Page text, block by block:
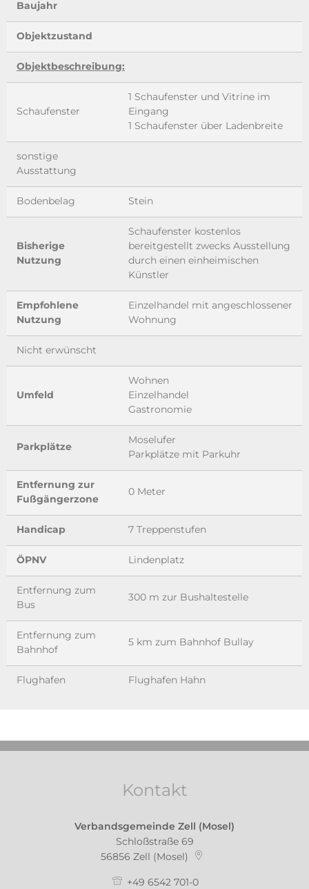
Baujahr
Objektzustand
Objektbeschreibung:
Schaufenster
1 Schaufenster und Vitrine im
Eingang
1 Schaufenster über Ladenbreite
sonstige
Ausstattung
Bodenbelag Stein
Bisherige
Nutzung
Schaufenster kostenlos
bereitgestellt zwecks Ausstellung
durch einen einheimischen
Künstler
Empfohlene
Nutzung
Einzelhandel mit angeschlossener
Wohnung
Nicht erwünscht
Umfeld
Wohnen
Einzelhandel
Gastronomie
Parkplätze
Moselufer
Parkplätze mit Parkuhr
Entfernung zur
Fußgängerzone
0 Meter
Handicap 7 Treppenstufen
ÖPNV Lindenplatz
Entfernung zum
Bus
300 m zur Bushaltestelle
Entfernung zum
Bahnhof
5 km zum Bahnhof Bullay
Flughafen Flughafen Hahn
Kontakt
Verbandsgemeinde Zell (Mosel)
Schloßstraße 69
56856 Zell (Mosel)
+49 6542 701-0